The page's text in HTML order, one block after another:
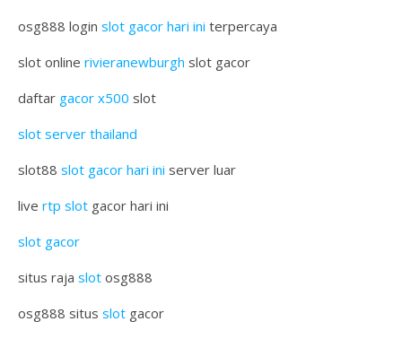
osg888 login slot gacor hari ini terpercaya
slot online rivieranewburgh slot gacor
daftar gacor x500 slot
slot server thailand
slot88 slot gacor hari ini server luar
live rtp slot gacor hari ini
slot gacor
situs raja slot osg888
osg888 situs slot gacor